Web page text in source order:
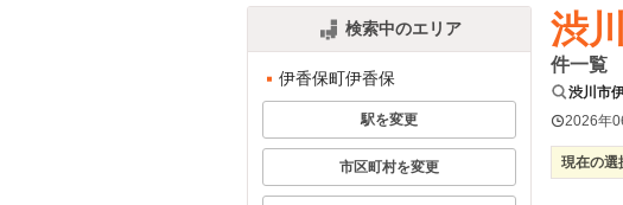
検索中のエリア
伊香保町伊香保
駅を変更
市区町村を変更
渋
件一覧
渋川市
2026年
現在の選